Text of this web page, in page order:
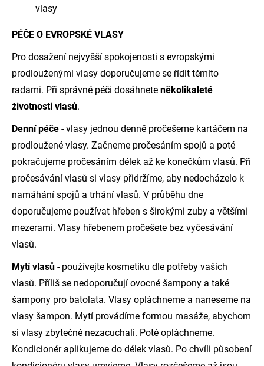
vlasy
PÉČE O EVROPSKÉ VLASY
Pro dosažení nejvyšší spokojenosti s evropskými
prodlouženými vlasy doporučujeme se řídit těmito
radami. Při správné péči dosáhnete několikaleté
životnosti vlasů.
Denní péče - vlasy jednou denně pročešeme kartáčem na
prodloužené vlasy. Začneme pročesáním spojů a poté
pokračujeme pročesáním délek až ke konečkům vlasů. Při
pročesávání vlasů si vlasy přidržíme, aby nedocházelo k
namáhání spojů a trhání vlasů. V průběhu dne
doporučujeme používat hřeben s širokými zuby a většími
mezerami. Vlasy hřebenem pročešete bez vyčesávání
vlasů.
Mytí vlasů - používejte kosmetiku dle potřeby vašich
vlasů. Příliš se nedoporučují ovocné šampony a také
šampony pro batolata. Vlasy opláchneme a naneseme na
vlasy šampon. Mytí provádíme formou masáže, abychom
si vlasy zbytečně nezacuchali. Poté opláchneme.
Kondicionér aplikujeme do délek vlasů. Po chvíli působení